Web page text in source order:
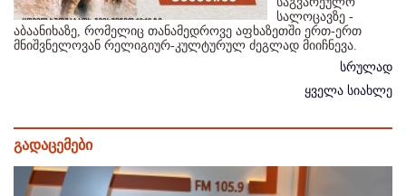
სალოცავზე -
აბაანიხაზე, რომელიც თანამედროვე აფხაზეთში ერთ-ერთ
მნიშვნელოვან რელიგიურ-კულტურულ ძეგლად მიიჩნევა.
სრულად
ყველა სიახლე
გადაცემები